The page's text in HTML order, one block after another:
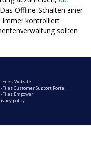
Offline-Schalten einer
immer kontrolliert
sollten
Files-Website
Files Customer Support Portal
Files Empower
policy